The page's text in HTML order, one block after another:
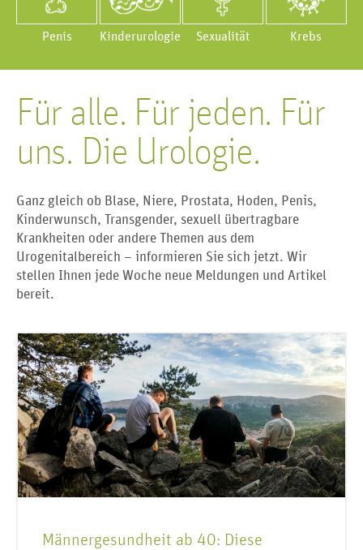
Penis Kinderurologie Sexualität Krebs
Für alle. Für jeden. Für
uns. Die Urologie.
Ganz gleich ob Blase, Niere, Prostata, Hoden, Penis,
Kinderwunsch, Transgender, sexuell übertragbare
Krankheiten oder andere Themen aus dem
Urogenitalbereich – informieren Sie sich jetzt. Wir
stellen Ihnen jede Woche neue Meldungen und Artikel
bereit.
Männergesundheit ab 40: Diese